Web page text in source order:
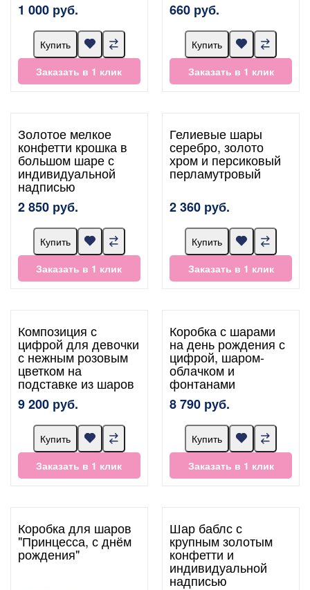
1 000 руб.
Купить
Заказать в 1 клик
660 руб.
Купить
Заказать в 1 клик
Золотое мелкое
конфетти крошка в
большом шаре с
индивидуальной
надписью
2 850 руб.
Купить
Заказать в 1 клик
Гелиевые шары
серебро, золото
хром и персиковый
перламутровый
2 360 руб.
Купить
Заказать в 1 клик
Композиция с
цифрой для девочки
с нежным розовым
цветком на
подставке из шаров
9 200 руб.
Купить
Заказать в 1 клик
Коробка с шарами
на день рождения с
цифрой, шаром-
облачком и
фонтанами
8 790 руб.
Купить
Заказать в 1 клик
Коробка для шаров
"Принцесса, с днём
рождения"
Шар баблс с
крупным золотым
конфетти и
индивидуальной
надписью